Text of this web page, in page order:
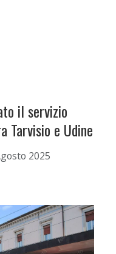
il servizio
Tarvisio e Udine
2025